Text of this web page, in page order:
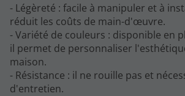
- Légèreté : facile à manipuler et à
réduit les coûts de main-d'œuvre.
- Variété de couleurs : disponible en
il permet de personnaliser
maison.
- Résistance : il ne rouille pas et
d'entretien.